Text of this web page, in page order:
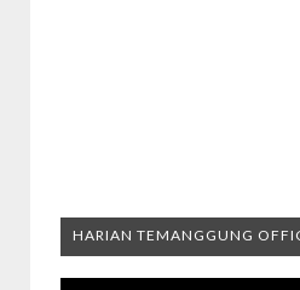
HARIAN TEMANGGUNG